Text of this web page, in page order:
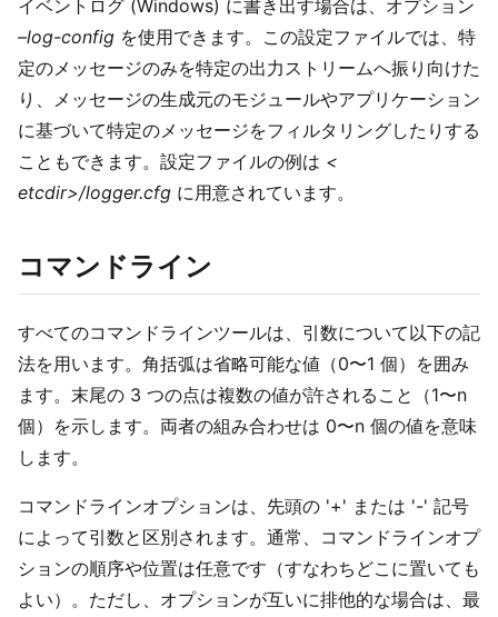
イベントログ (Windows) に書き出す場合は、オプション
–log-config を使用できます。この設定ファイルでは、特
定のメッセージのみを特定の出力ストリームへ振り向けた
り、メッセージの生成元のモジュールやアプリケーション
に基づいて特定のメッセージをフィルタリングしたりする
こともできます。設定ファイルの例は <
etcdir>/logger.cfg に用意されています。
コマンドライン
すべてのコマンドラインツールは、引数について以下の記
法を用います。角括弧は省略可能な値（0〜1 個）を囲み
ます。末尾の 3 つの点は複数の値が許されること（1〜n
個）を示します。両者の組み合わせは 0〜n 個の値を意味
します。
コマンドラインオプションは、先頭の '+' または '-' 記号
によって引数と区別されます。通常、コマンドラインオプ
ションの順序や位置は任意です（すなわちどこに置いても
よい）。ただし、オプションが互いに排他的な場合は、最